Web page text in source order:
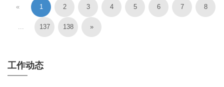
« 1 2 3 4 5 6 7 8
... 137 138 »
工作动态